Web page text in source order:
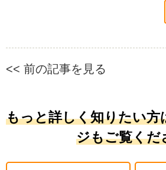
<< 前の記事を見る
もっと詳しく知りたい方
ジもご覧くだ